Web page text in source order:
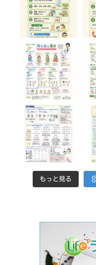
もっと見る